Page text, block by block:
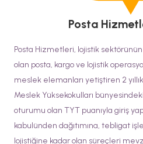
Posta
Posta Hizmetleri, lojistik
olan posta, kargo ve lojistik
meslek elemanları yetiştiren 2
Meslek Yüksekokulları
oturumu olan TYT puanıyla giriş
kabulünden dağıtımına, tebligat
lojistiğine kadar olan süreçleri